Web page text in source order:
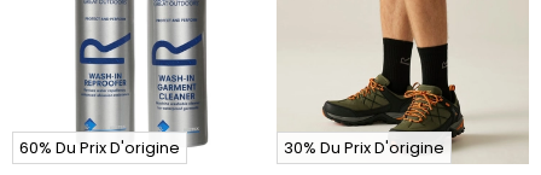
60% Du Prix D'origine
30% Du Prix D'origine